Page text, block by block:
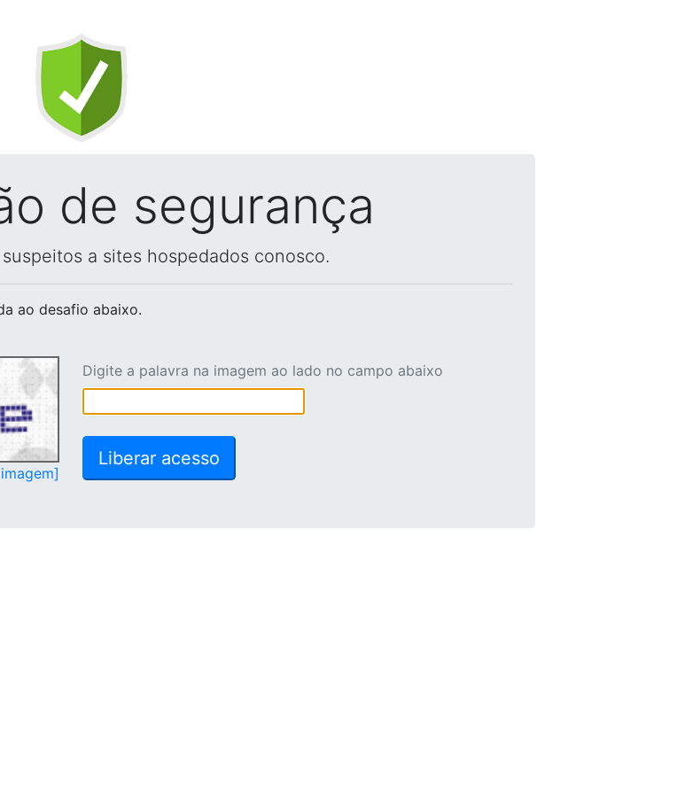
de segurança
a sites hospedados conosco.
ao desafio abaixo.
Digite a palavra na imagem ao lado no campo abaixo